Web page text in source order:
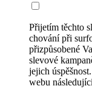
Přijetím těchto
chování při
přizpůsobené
slevové
jejich
webu